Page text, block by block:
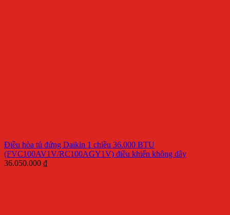
Điều hòa tủ đứng Daikin 1 chiều 36.000 BTU
(FVC100AV1V/RC100AGY1V) điều khiển không dây
36.050.000 ₫